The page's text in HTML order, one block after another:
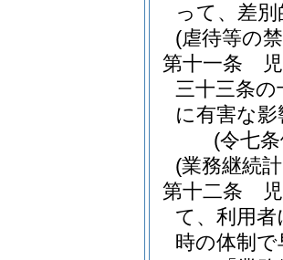
って、差
(虐待等の
第十一条
三十三条
に有害な
(令七
(業務継続
第十二条
て、利用
時の体制